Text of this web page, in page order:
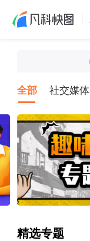
全部 社交媒体
精选专题